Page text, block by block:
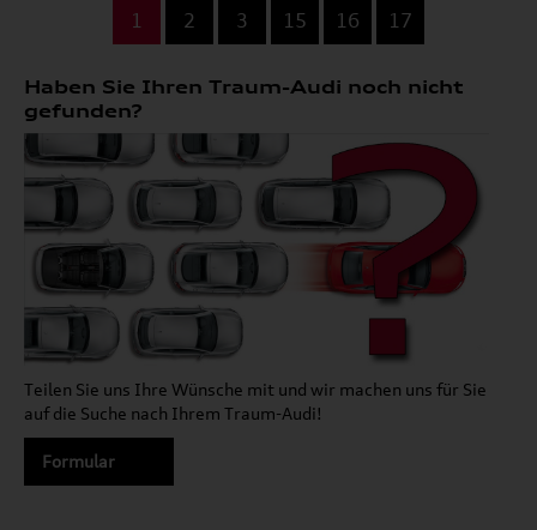
1 2 3 15 16 17
Haben Sie Ihren Traum-Audi noch nicht
gefunden?
Teilen Sie uns Ihre Wünsche mit und wir machen uns für Sie
auf die Suche nach Ihrem Traum-Audi!
Formular